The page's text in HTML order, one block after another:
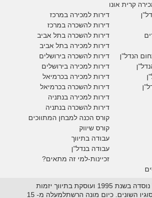
קרית אונו
דירות למכירה במרכז
דירות להשכרה במרכז
דירות להשכרה בתל אביב
דירות למכירה בתל אביב
דירות להשכרה בירושלים
דירות למכירה בירושלים
דירות למכירה בכרמיאל
דירות להשכרה בכרמיאל
דירות למכירה בנתניה
דירות להשכרה בנתניה
קורס הכנה למבחן המתווכים
קורס שיווק
עבודה בתיווך
עבודה בנדל"ן
זכיינות-למי זה מתאים?
הנדל"ן
רשת "אל-הנכס" נוסדה בשנת 1995 ועוסקת בתיווך יזמות
ושיווק נדל"ן על סוגיו השונים. כיום מונה הרשתלמעלה מ- 15